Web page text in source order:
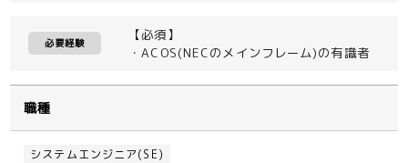
必要経験
【必須】
・ACOS(NECのメインフレーム)の有識者
職種
システムエンジニア(SE)